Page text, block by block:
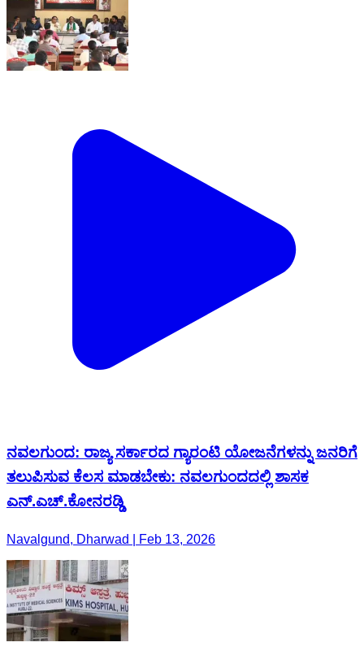
ನವಲಗುಂದ: ರಾಜ್ಯ ಸರ್ಕಾರದ ಗ್ಯಾರಂಟಿ ಯೋಜನೆಗಳನ್ನು ಜನರಿಗೆ
ತಲುಪಿಸುವ ಕೆಲಸ ಮಾಡಬೇಕು: ನವಲಗುಂದದಲ್ಲಿ ಶಾಸಕ
ಎನ್.ಎಚ್.ಕೋನರಡ್ಡಿ
Navalgund, Dharwad | Feb 13, 2026